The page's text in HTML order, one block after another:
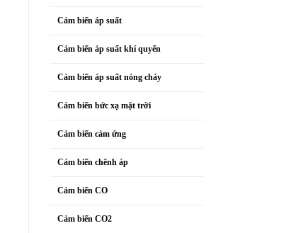
Cảm biến áp suất
Cảm biến áp suất khí quyển
Cảm biến áp suất nóng chảy
Cảm biến bức xạ mặt trời
Cảm biến cảm ứng
Cảm biến chênh áp
Cảm biến CO
Cảm biến CO2